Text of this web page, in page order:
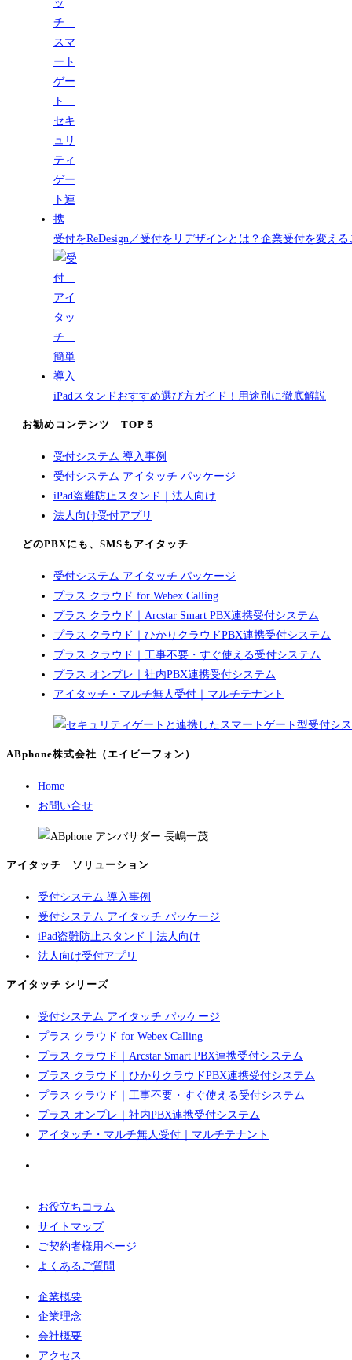
受付をReDesign／受付をリデザインとは？企業受付を変え
iPadスタンドおすすめ選び方ガイド！用途別に徹底解説
お勧めコンテンツ TOP５
受付システム 導入事例
受付システム アイタッチ パッケージ
iPad盗難防止スタンド｜法人向け
法人向け受付アプリ
どのPBXにも、SMSもアイタッチ
受付システム アイタッチ パッケージ
プラス クラウド for Webex Calling
プラス クラウド｜Arcstar Smart PBX連携受付システム
プラス クラウド｜ひかりクラウドPBX連携受付システム
プラス クラウド｜工事不要・すぐ使える受付システム
プラス オンプレ｜社内PBX連携受付システム
アイタッチ・マルチ無人受付｜マルチテナント
ABphone株式会社（エイビーフォン）
Home
お問い合せ
アイタッチ ソリューション
受付システム 導入事例
受付システム アイタッチ パッケージ
iPad盗難防止スタンド｜法人向け
法人向け受付アプリ
アイタッチ シリーズ
受付システム アイタッチ パッケージ
プラス クラウド for Webex Calling
プラス クラウド｜Arcstar Smart PBX連携受付システム
プラス クラウド｜ひかりクラウドPBX連携受付システム
プラス クラウド｜工事不要・すぐ使える受付システム
プラス オンプレ｜社内PBX連携受付システム
アイタッチ・マルチ無人受付｜マルチテナント
お役立ちコラム
サイトマップ
ご契約者様用ページ
よくあるご質問
企業概要
企業理念
会社概要
アクセス